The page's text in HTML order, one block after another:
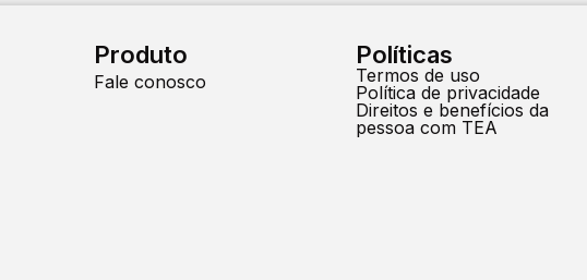
Produto
Fale conosco
Políticas
Termos de uso
Política de privacidade
Direitos e benefícios da
pessoa com TEA